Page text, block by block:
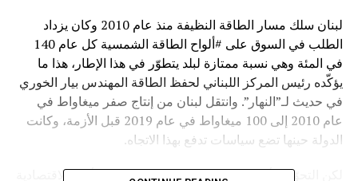
لبنان سلك مسار الطاقة النظيفة منذ عام 2010 وكان يزداد
الطلب في السوق على #ألواح الطاقة الشمسية كل عام 140
في المئة وهي نسبة ممتازة لبلد يتطوّر في هذا الإطار، هذا ما
يؤكّده رئيس المركز اللبناني لحفظ الطاقة المهندس بيار الخوري
في حديث لـ”النهار”. وانتقل لبنان من إنتاج صفر ميغاواط في
عام 2010 إلى 100 ميغاواط في عام 2019 قبل الأزمة، وكانت
الدولة حينها تضع سياسات تدفع بهذا الاتجاه.
لكن التحوّل الأساسي في هذا المجال جاء نتيجة الأزمة الاقتصادية